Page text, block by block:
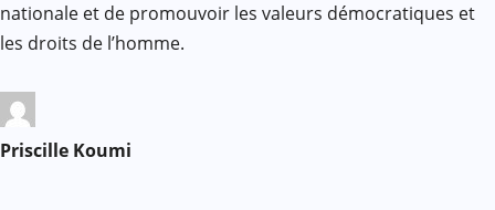
nationale et de promouvoir les valeurs démocratiques et
les droits de l’homme.
Priscille Koumi